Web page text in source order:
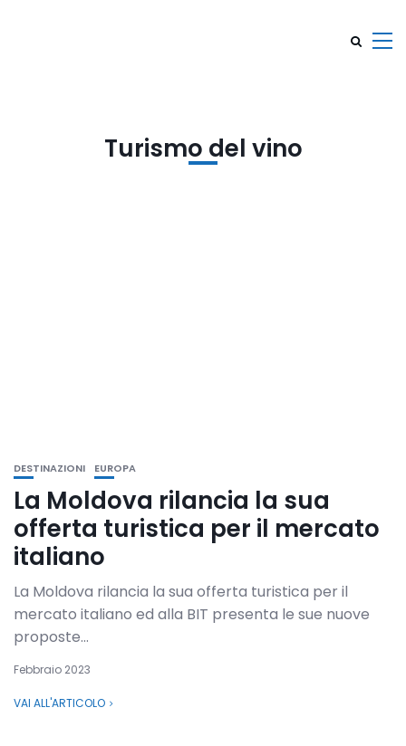
Turismo del vino
DESTINAZIONI EUROPA
La Moldova rilancia la sua
offerta turistica per il mercato
italiano
La Moldova rilancia la sua offerta turistica per il
mercato italiano ed alla BIT presenta le sue nuove
proposte...
Febbraio 2023
VAI ALL'ARTICOLO